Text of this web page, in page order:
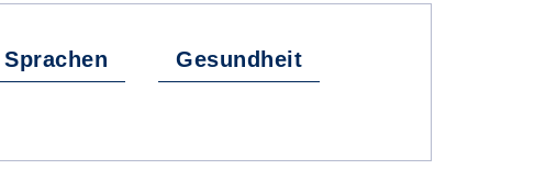
Sprachen Gesundheit